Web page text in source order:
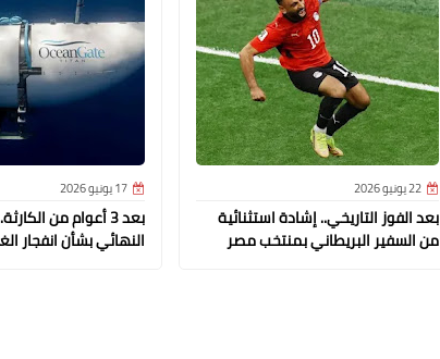
22 يونيو 2026
بعد الفوز التاريخي.. إشادة استثنائية
من السفير البريطاني بمنتخب مصر
17 يونيو 2026
بعد 3 أعوام من
النهائي بشأن انفجار